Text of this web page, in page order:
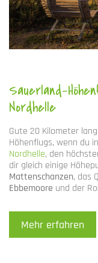
Sauerland-
Nordhelle
Gute 20 Kilometer
Höhenflugs, wenn du
Nordhelle, den
dir gleich einige
Mattenschanzen, das
Ebbemoore und der
Mehr erfahren